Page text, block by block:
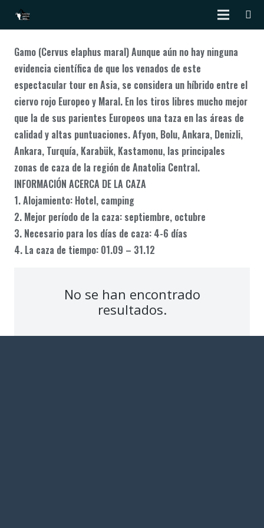
Gamo (Cervus elaphus maral) Aunque aún no hay ninguna
evidencia científica de que los venados de este
espectacular tour en Asia, se considera un híbrido entre el
ciervo rojo Europeo y Maral. En los tiros libres mucho mejor
que la de sus parientes Europeos una taza en las áreas de
calidad y altas puntuaciones. Afyon, Bolu, Ankara, Denizli,
Ankara, Turquía, Karabük, Kastamonu, las principales
zonas de caza de la región de Anatolia Central.
INFORMACIÓN ACERCA DE LA CAZA
1. Alojamiento: Hotel, camping
2. Mejor período de la caza: septiembre, octubre
3. Necesario para los días de caza: 4-6 días
4. La caza de tiempo: 01.09 – 31.12
No se han encontrado
resultados.